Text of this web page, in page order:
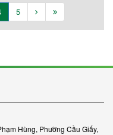
5
Hùng, Phường Cầu Giấy,